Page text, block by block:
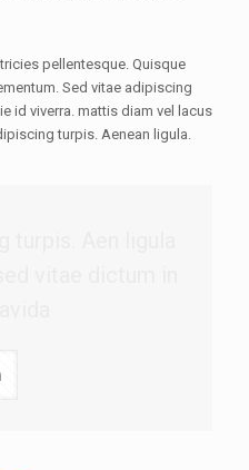
pellentesque. Quisque
Sed vitae adipiscing
id viverra. mattis diam vel lacus
turpis. Aenean ligula.
turpis. Aen ligula